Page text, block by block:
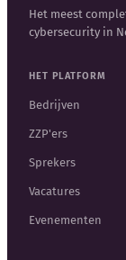
Het meest
cybersecurity in
HET PLATFORM
Bedrijven
ZZP'ers
Sprekers
Vacatures
Evenementen